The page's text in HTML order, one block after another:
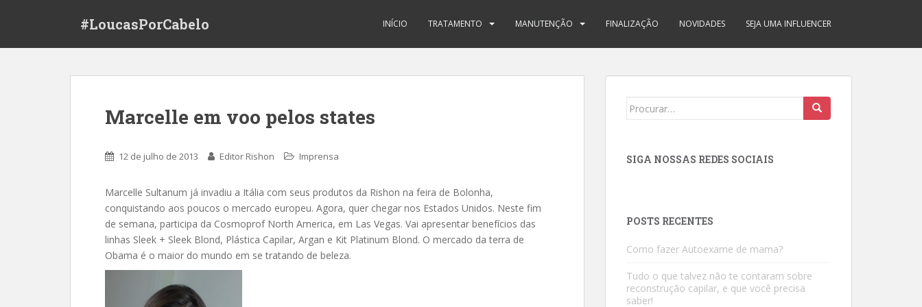
#LoucasPorCabelo INÍCIO TRATAMENTO MANUTENÇÃO FINALIZAÇÃO NOVIDADES SEJA UMA INFLUENCER
Marcelle em voo pelos states
12 de julho de 2013 Editor Rishon Imprensa
Marcelle Sultanum já invadiu a Itália com seus produtos da Rishon na feira de Bolonha,
conquistando aos poucos o mercado europeu. Agora, quer chegar nos Estados Unidos. Neste fim
de semana, participa da Cosmoprof North America, em Las Vegas. Vai apresentar benefícios das
linhas Sleek + Sleek Blond, Plástica Capilar, Argan e Kit Platinum Blond. O mercado da terra de
Obama é o maior do mundo em se tratando de beleza.
Search
SIGA NOSSAS REDES SOCIAIS
POSTS RECENTES
Como fazer Autoexame de mama?
Tudo o que talvez não te contaram sobre
reconstrução capilar, e que você precisa
saber!